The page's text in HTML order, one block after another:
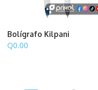
Bolígrafo Kilpani
Q0.00